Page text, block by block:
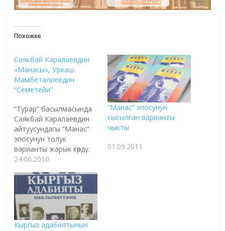
Похожее
Саякбай Каралаевдин
«Манасы», Уркаш
Мамбеталиевдин
“Семетейи”
“Турар” басылмасында
Саякбай Каралаевдин
айтуусундагы “Манас”
эпосунун толук
варианты жарык көрдү.
“Кыргызстандын жаңы
белгилегендей, залкар
манасчыбыздын
айтуусундагы
“Манас”биринчи ирет
толугу менен жарык
24.06.2010
“Манас” эпосунун
кысылган варианты
чыкты
01.09.2011
Кыргыз адабиятынын